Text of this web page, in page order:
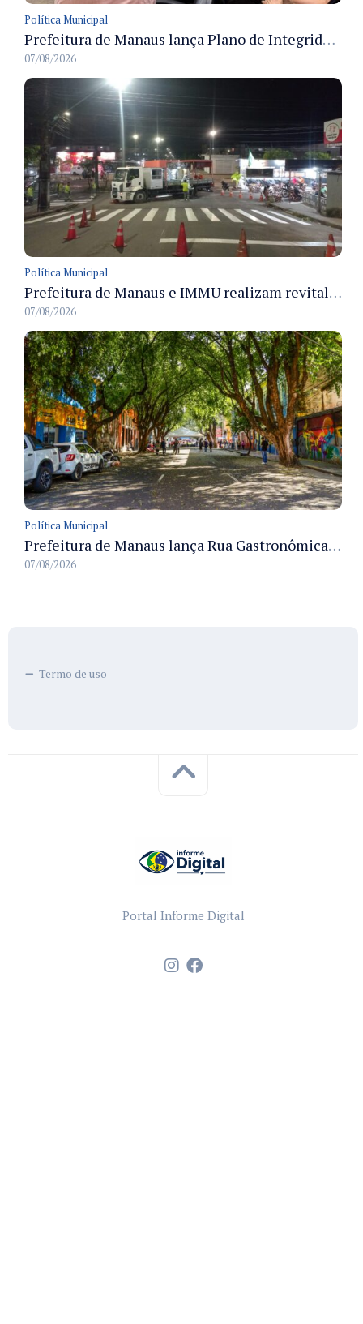
Política Municipal
Prefeitura de Manaus lança Plano de Integridade da CGM para o biênio 2027-2028 com diretrizes de governança e transparência
07/08/2026
Política Municipal
Prefeitura de Manaus e IMMU realizam revitalização da sinalização viária em corredores das zonas Sul e Norte na noite de 6/8
07/08/2026
Política Municipal
Prefeitura de Manaus lança Rua Gastronômica preservando as 17 árvores da Ferreira Pena no Centro
07/08/2026
Termo de uso
Portal Informe Digital